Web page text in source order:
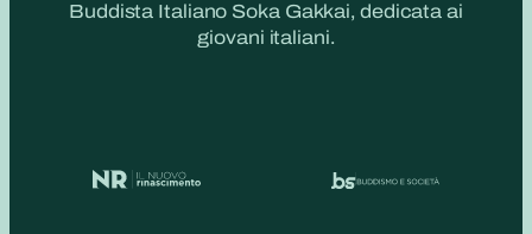
Buddista Italiano Soka Gakkai, dedicata ai
giovani italiani.